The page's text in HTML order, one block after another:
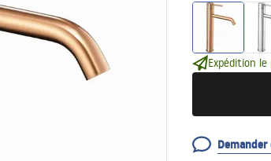
Expédition le